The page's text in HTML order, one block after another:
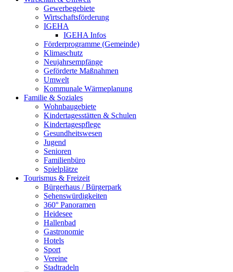
Gewerbegebiete
Wirtschaftsförderung
IGEHA
IGEHA Infos
Förderprogramme (Gemeinde)
Klimaschutz
Neujahrsempfänge
Geförderte Maßnahmen
Umwelt
Kommunale Wärmeplanung
Familie & Soziales
Wohnbaugebiete
Kindertagesstätten & Schulen
Kindertagespflege
Gesundheitswesen
Jugend
Senioren
Familienbüro
Spielplätze
Tourismus & Freizeit
Bürgerhaus / Bürgerpark
Sehenswürdigkeiten
360° Panoramen
Heidesee
Hallenbad
Gastronomie
Hotels
Sport
Vereine
Stadtradeln